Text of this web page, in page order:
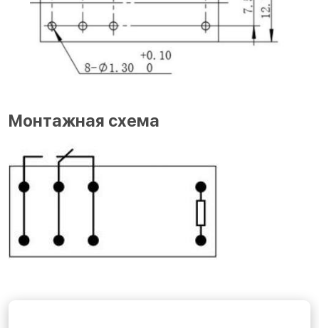
Монтажная схема